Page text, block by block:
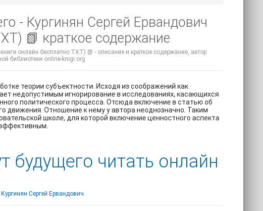
- Кургинян Сергей Ервандович
📗 краткое содержание
онлайн бесплатно TXT) 📗 - описание и краткое содержание, автор
библиотеки online-knigi.org
теории субъектности. Исходя из соображений как
недопустимым игнорирование в исследованиях, касающихся
политического процесса. Отсюда включение в статью об
движения. Отношение к нему у автора неоднозначно. Таким
школе, для которой включение ценностного аспекта
будущего читать онлайн
Кургинян Сергей Ервандович